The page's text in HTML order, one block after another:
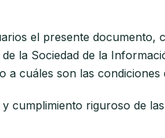
el presente documento,
la Sociedad de la
a cuáles son las condiciones
cumplimiento riguroso de las